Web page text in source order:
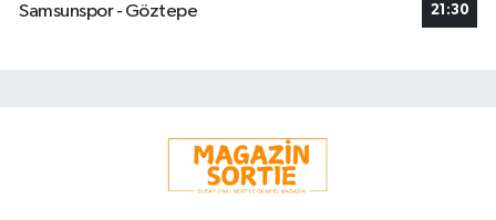
Samsunspor - Göztepe
21:30